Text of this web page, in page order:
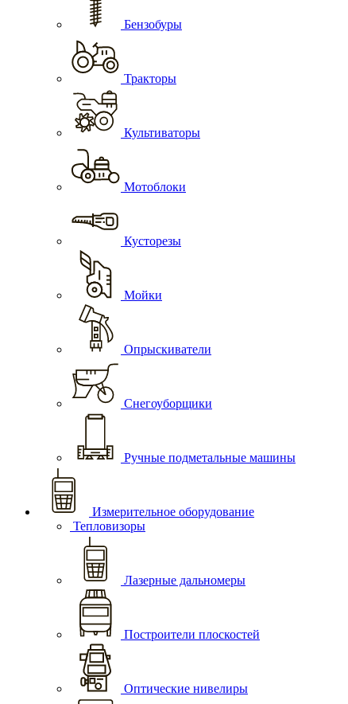
Бензобуры
Тракторы
Культиваторы
Мотоблоки
Кусторезы
Мойки
Опрыскиватели
Снегоуборщики
Ручные подметальные машины
Измерительное оборудование
Тепловизоры
Лазерные дальномеры
Построители плоскостей
Оптические нивелиры